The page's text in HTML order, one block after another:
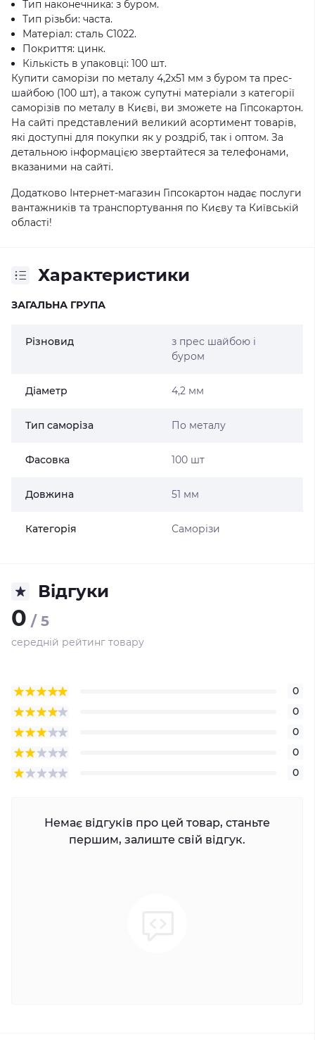
Тип наконечника: з буром.
Тип різьби: часта.
Матеріал: сталь С1022.
Покриття: цинк.
Кількість в упаковці: 100 шт.
Купити саморізи по металу 4,2x51 мм з буром та прес-
шайбою (100 шт), а також супутні матеріали з категорії
саморізів по металу в Києві, ви зможете на Гіпсокартон.
На сайті представлений великий асортимент товарів,
які доступні для покупки як у роздріб, так і оптом. За
детальною інформацією звертайтеся за телефонами,
вказаними на сайті.
Додатково Інтернет-магазин Гіпсокартон надає послуги
вантажників та транспортування по Києву та Київській
області!
Характеристики
ЗАГАЛЬНА ГРУПА
Різновид
з прес шайбою і
буром
Діаметр 4,2 мм
Тип саморіза По металу
Фасовка 100 шт
Довжина 51 мм
Категорія Саморізи
Відгуки
0 / 5
середній рейтинг товару
0
0
0
0
0
Немає відгуків про цей товар, станьте
першим, залиште свій відгук.